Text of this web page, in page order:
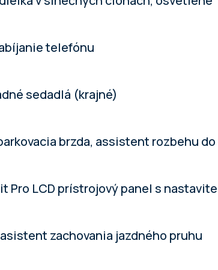
telefónu
sedadlá (krajné)
brzda, assistent rozbehu
Pro LCD prístrojový panel s
zachovania jazdného pruhu